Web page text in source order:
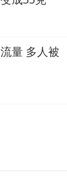
量 多人被